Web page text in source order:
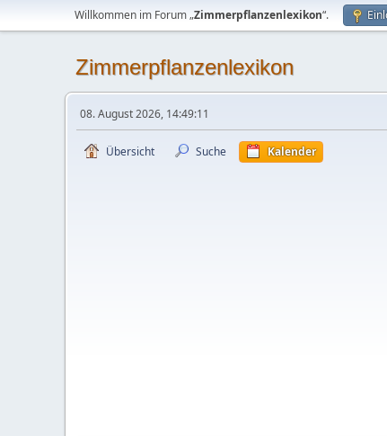
Willkommen im Forum „Zimmerpflanzenlexikon“.
Zimmerpflanzenlexikon
08. August 2026, 14:49:11
Übersicht Suche Kalender